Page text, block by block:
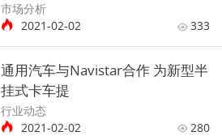
市场分析
2021-02-02
333
通用汽车与Navistar合作 为新型半
挂式卡车提
行业动态
2021-02-02
280